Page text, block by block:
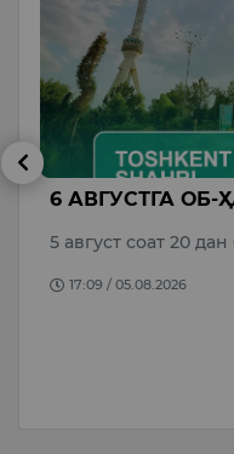
6 АВГУСТГА ОБ-
5 август соат 20 дан
17:09 / 05.08.2026